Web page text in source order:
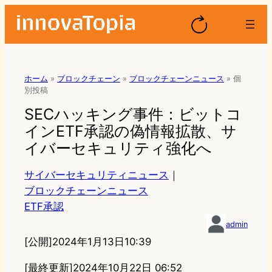
ホーム » ブロックチェーン » ブロックチェーンニュース » 個
別投稿
SECハッキング事件：ビットコ
インETF承認の偽情報拡散、サ
イバーセキュリティ強化へ
サイバーセキュリティニュース ｜
ブロックチェーンニュース
ETF承認
admin
[公開]2024年1月13日10:39
[最終更新]2024年10月22日 06:52